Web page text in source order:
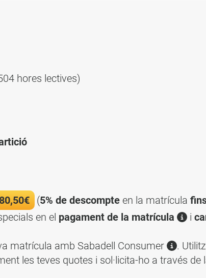
hores lectives)
(5% de descompte en la matrícula
en el pagament de la matrícula i
matrícula amb Sabadell Consumer .
les teves quotes i sol·licita-ho a través de